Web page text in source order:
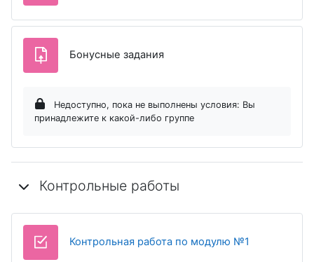
Бонусные задания
Недоступно, пока не выполнены условия: Вы
принадлежите к какой-либо группе
Контрольные работы
Контрольная работа по модулю №1